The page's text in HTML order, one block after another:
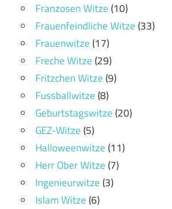
Franzosen Witze(10)
Frauenfeindliche Witze(33)
Frauenwitze(17)
Freche Witze(29)
Fritzchen Witze(9)
Fussballwitze(8)
Geburtstagswitze(20)
GEZ-Witze(5)
Halloweenwitze(11)
Herr Ober Witze(7)
Ingenieurwitze(3)
Islam Witze(6)